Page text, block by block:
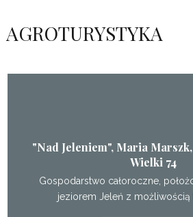
AGROTURYSTYKA
"Nad Jeleniem", Maria
Wielki 74
Gospodarstwo całoroczne,
jeziorem Jeleń z możliwością